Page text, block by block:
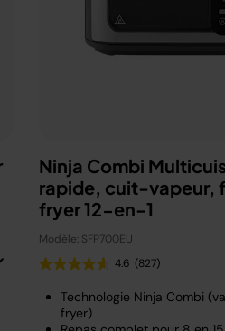
Ninja Combi
rapide, cuit-vapeur,
fryer 12-en-1
Modèle: SFP700EU
4.6 (827)
Technologie Ninja Combi
fryer)